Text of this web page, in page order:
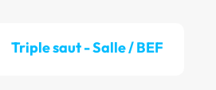
Triple saut - Salle / BEF